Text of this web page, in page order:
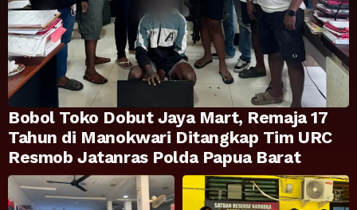
Bobol Toko Dobut Jaya Mart, Remaja 17
Tahun di Manokwari Ditangkap Tim URC
Resmob Jatanras Polda Papua Barat